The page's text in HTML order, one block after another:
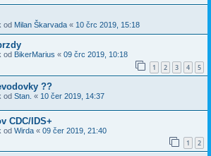
od Milan Škarvada « 10 črc 2019, 15:18
od BikerMarius « 09 črc 2019, 10:18
1 2 3 4 5
??
od Stan. « 10 čer 2019, 14:37
CDC/IDS+
od Wirda « 09 čer 2019, 21:40
1 2